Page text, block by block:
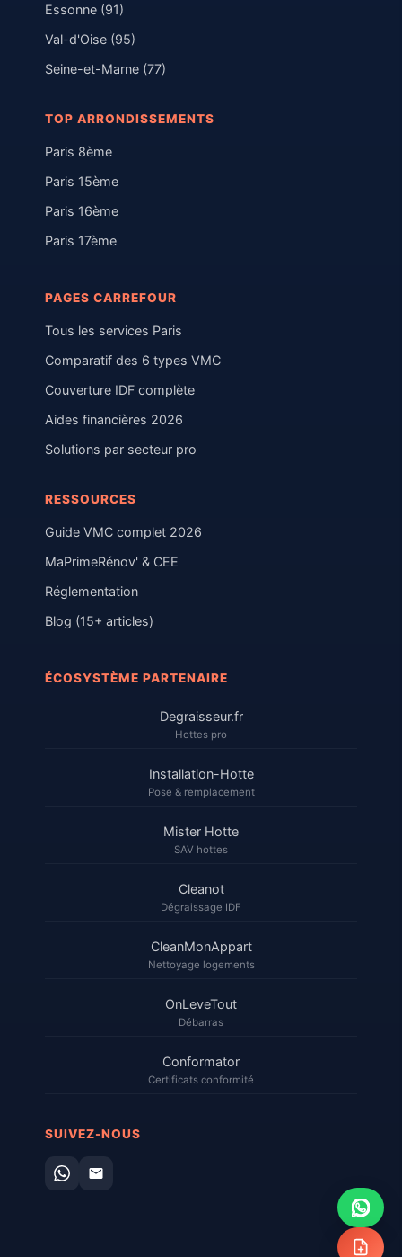
Essonne (91)
Val-d'Oise (95)
Seine-et-Marne (77)
TOP ARRONDISSEMENTS
Paris 8ème
Paris 15ème
Paris 16ème
Paris 17ème
PAGES CARREFOUR
Tous les services Paris
Comparatif des 6 types VMC
Couverture IDF complète
Aides financières 2026
Solutions par secteur pro
RESSOURCES
Guide VMC complet 2026
MaPrimeRénov' & CEE
Réglementation
Blog (15+ articles)
ÉCOSYSTÈME PARTENAIRE
Degraisseur.fr
Hottes pro
Installation-Hotte
Pose & remplacement
Mister Hotte
SAV hottes
Cleanot
Dégraissage IDF
CleanMonAppart
Nettoyage logements
OnLeveTout
Débarras
Conformator
Certificats conformité
SUIVEZ-NOUS